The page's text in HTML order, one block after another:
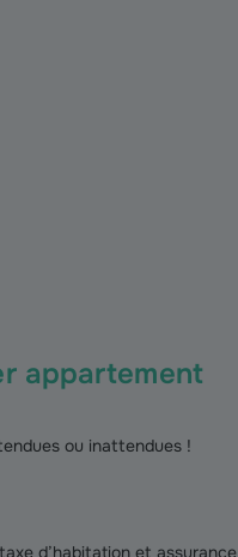
appartement
ou inattendues !
d’habitation et assurance